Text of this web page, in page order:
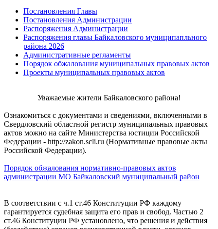
Постановления Главы
Постановления Администрации
Распоряжения Администрации
Распоряжения главы Байкаловского муниципапльного
района 2026
Административные регламенты
Порядок обжалования муниципальных правовых актов
Проекты муниципальных правовых актов
Уважаемые жители Байкаловского района!
Ознакомиться с документами и сведениями, включенными в
Свердловский областной регистр муниципальных правовых
актов можно на сайте Министерства юстиции Российской
Федерации - http://zakon.scli.ru (Нормативные правовые акты
Российской Федерации).
Порядок обжалования нормативно-правовых актов
администрации МО Байкаловский муниципальный район
В соответствии с ч.1 ст.46 Конституции РФ каждому
гарантируется судебная защита его прав и свобод. Частью 2
ст.46 Конституции РФ установлено, что решения и действия